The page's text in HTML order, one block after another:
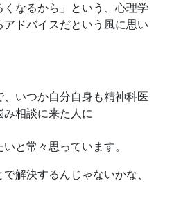
くなるから」という、心理学
ドバイスだという風に思い
いつか自分自身も精神科医
み相談に来た人に
と常々思っています。
解決するんじゃないかな、